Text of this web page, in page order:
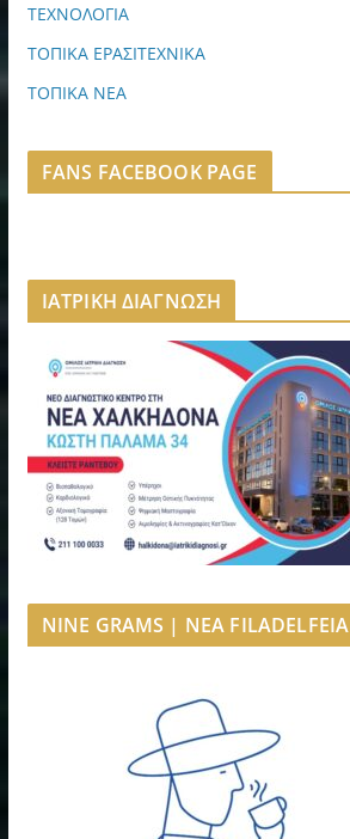
ΤΕΧΝΟΛΟΓΙΑ
ΤΟΠΙΚΑ ΕΡΑΣΙΤΕΧΝΙΚΑ
ΤΟΠΙΚΑ ΝΕΑ
FANS FACEBOOK PAGE
ΙΑΤΡΙΚΗ ΔΙΑΓΝΩΣΗ
NINE GRAMS | NEA FILADELFEIA